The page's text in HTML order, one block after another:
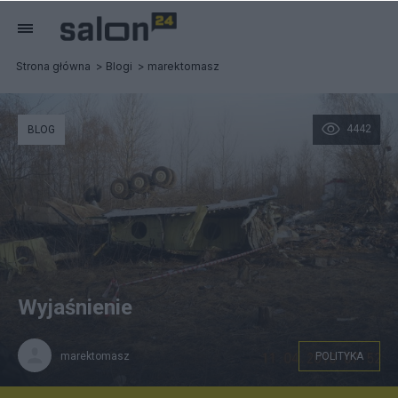
Strona główna Blogi marektomasz
4442
BLOG
Wyjaśnienie
marektomasz POLITYKA